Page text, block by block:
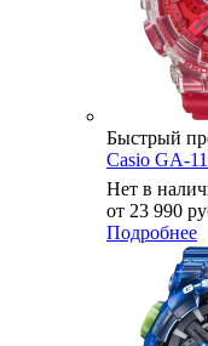
Быстрый
Casio GA-
Нет в
от 23 990
Подробнее